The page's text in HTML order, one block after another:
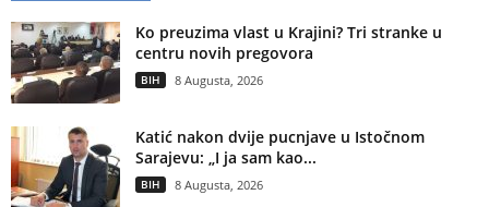
Ko preuzima vlast u Krajini? Tri stranke u
centru novih pregovora
BIH 8 Augusta, 2026
Katić nakon dvije pucnjave u Istočnom
Sarajevu: „I ja sam kao...
BIH 8 Augusta, 2026